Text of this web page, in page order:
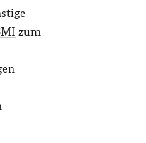
zum